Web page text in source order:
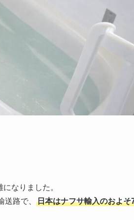
なりました。
路で、
日本はナフサ輸入のおよそ